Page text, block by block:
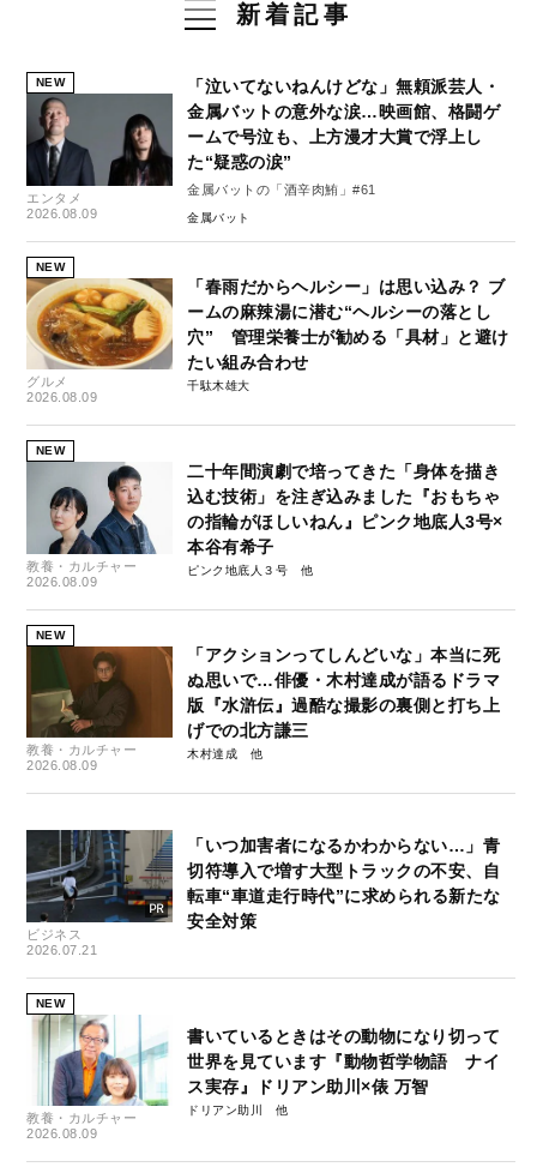
新着記事
NEW
エンタメ
2026.08.09
「泣いてないねんけどな」無頼派芸人・
金属バットの意外な涙…映画館、格闘ゲ
ームで号泣も、上方漫才大賞で浮上し
た“疑惑の涙”
金属バットの「酒辛肉鮪」#61
金属バット
NEW
グルメ
2026.08.09
「春雨だからヘルシー」は思い込み？ ブ
ームの麻辣湯に潜む“ヘルシーの落とし
穴” 管理栄養士が勧める「具材」と避け
たい組み合わせ
千駄木雄大
NEW
教養・カルチャー
2026.08.09
二十年間演劇で培ってきた「身体を描き
込む技術」を注ぎ込みました『おもちゃ
の指輪がほしいねん』ピンク地底人3号×
本谷有希子
ピンク地底人３号
NEW
教養・カルチャー
2026.08.09
「アクションってしんどいな」本当に死
ぬ思いで…俳優・木村達成が語るドラマ
版『水滸伝』過酷な撮影の裏側と打ち上
げでの北方謙三
木村達成
ビジネス
2026.07.21
「いつ加害者になるかわからない…」青
切符導入で増す大型トラックの不安、自
転車“車道走行時代”に求められる新たな
安全対策
NEW
教養・カルチャー
2026.08.09
書いているときはその動物になり切って
世界を見ています『動物哲学物語 ナイ
ス実存』ドリアン助川×俵 万智
ドリアン助川